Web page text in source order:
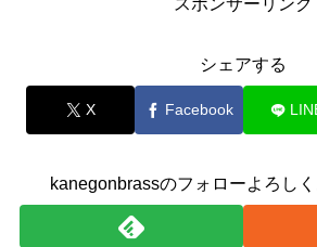
シェアする
X Facebook
kanegonbrassのフォローよろしく